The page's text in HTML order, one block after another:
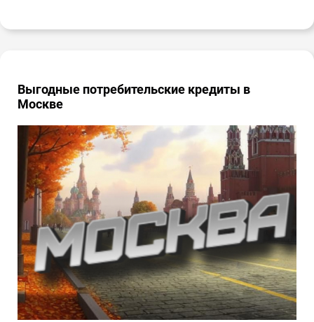
Выгодные потребительские кредиты в
Москве